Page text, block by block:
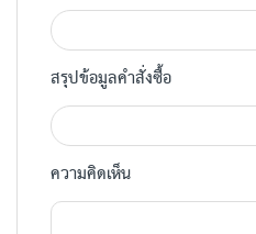
สรุปข้อมูลคำสั่งซื้อ
ความคิดเห็น